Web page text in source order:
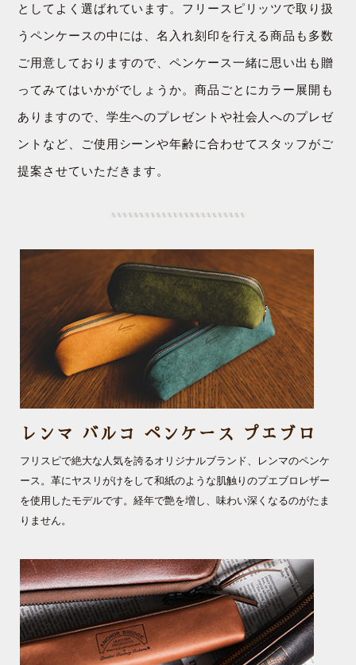
としてよく選ばれています。フリースピリッツで取り扱
うペンケースの中には、名入れ刻印を行える商品も多数
ご用意しておりますので、ペンケース一緒に思い出も贈
ってみてはいかがでしょうか。商品ごとにカラー展開も
ありますので、学生へのプレゼントや社会人へのプレゼ
ントなど、ご使用シーンや年齢に合わせてスタッフがご
提案させていただきます。
レンマ バルコ ペンケース プエブロ
フリスピで絶大な人気を誇るオリジナルブランド、レンマのペンケ
ース。革にヤスリがけをして和紙のような肌触りのプエブロレザー
を使用したモデルです。経年で艶を増し、味わい深くなるのがたま
りません。